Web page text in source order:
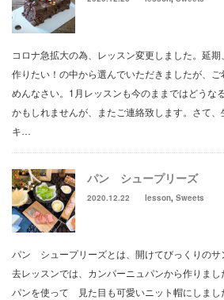
コロナ急拡大の為、レッスン変更しました。延期
作りたい！の中から選んでいただきましたが、
めんなさい。1月レッスンも今のままではどうな
かもしれませんが、またご連絡致します。さて
キ…
パン シュープリーズ
2020.12.22 lesson, Sweets
パン シュープリーズとは、開けてびっくりのサ
去レッスンでは、カンパーニュパンから作りま
パンを使って 見た目も可愛いニット帽にしまし